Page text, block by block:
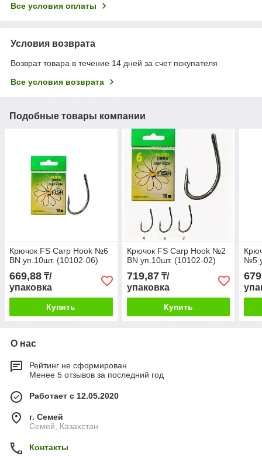
Все условия оплаты
Условия возврата
Возврат товара в течение 14 дней за счет покупателя
Все условия возврата
Подобные товары компании
Крючок FS Carp Hook №6
BN уп.10шт. (10102-06)
669,88 ₸/
упаковка
Купить
Крючок FS Carp Hook №2
BN уп.10шт. (10102-02)
719,87₸/
упаковка
Купить
№5
О нас
Рейтинг не сформирован
Менее 5 отзывов за последний год
Работает с 12.05.2020
г. Семей
Семей, Казахстан
Контакты